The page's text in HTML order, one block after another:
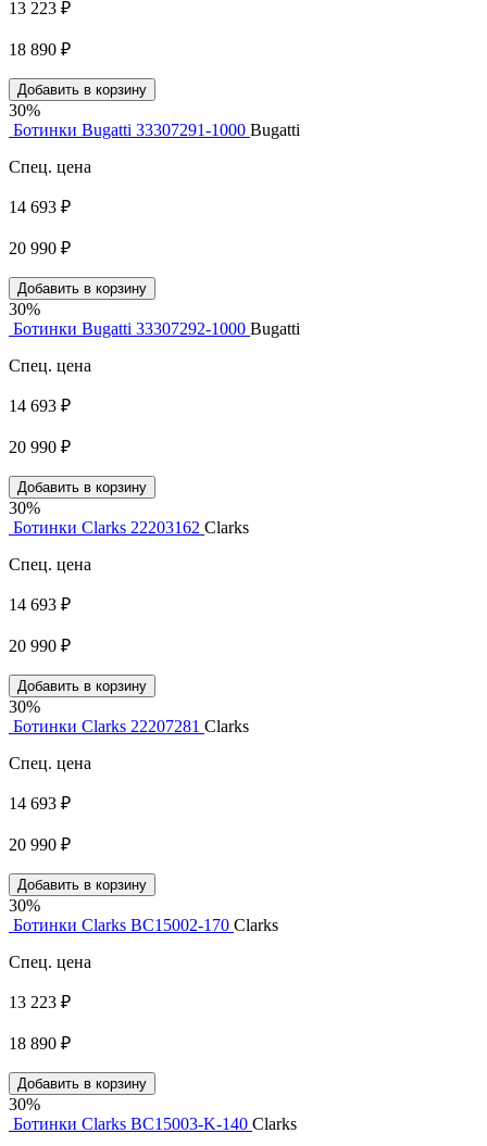
13 223 ₽
18 890 ₽
Добавить в корзину
30%
Ботинки Bugatti 33307291-1000 Bugatti
Спец. цена
14 693 ₽
20 990 ₽
Добавить в корзину
30%
Ботинки Bugatti 33307292-1000 Bugatti
Спец. цена
14 693 ₽
20 990 ₽
Добавить в корзину
30%
Ботинки Clarks 22203162 Clarks
Спец. цена
14 693 ₽
20 990 ₽
Добавить в корзину
30%
Ботинки Clarks 22207281 Clarks
Спец. цена
14 693 ₽
20 990 ₽
Добавить в корзину
30%
Ботинки Clarks BC15002-170 Clarks
Спец. цена
13 223 ₽
18 890 ₽
Добавить в корзину
30%
Ботинки Clarks BC15003-K-140 Clarks